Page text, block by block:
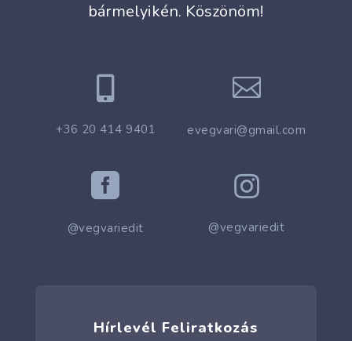
bármelyikén. Köszönöm!

+36 20 414 9401

evegvari@gmail.com

@vegvariedit

@vegvariedit
Hírlevél Feliratkozás